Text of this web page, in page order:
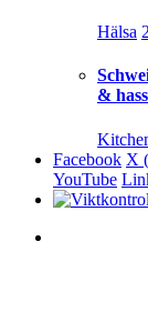
Hälsa
&
Facebook X
YouTube